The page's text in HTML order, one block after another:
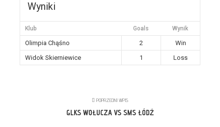
Wyniki
Klub Goals Wynik
Olimpia Chąśno 2
Win
Widok Skierniewice
1 Loss
POPRZEDNI WPIS
GLKS WOŁUCZA VS SMS ŁÓDŹ